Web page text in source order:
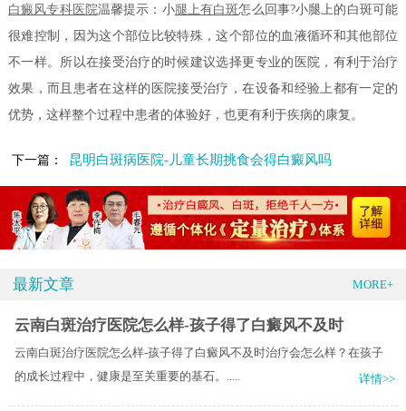
白癜风专科医院温馨提示：小腿上有白斑怎么回事?小腿上的白斑可能
很难控制，因为这个部位比较特殊，这个部位的血液循环和其他部位
不一样。所以在接受治疗的时候建议选择更专业的医院，有利于治疗
效果，而且患者在这样的医院接受治疗，在设备和经验上都有一定的
优势，这样整个过程中患者的体验好，也更有利于疾病的康复。
下一篇： 昆明白斑病医院-儿童长期挑食会得白癜风吗
最新文章 MORE+
云南白斑治疗医院怎么样-孩子得了白癜风不及时
云南白斑治疗医院怎么样-孩子得了白癜风不及时治疗会怎么样？在孩子
的成长过程中，健康是至关重要的基石。.....
详情>>